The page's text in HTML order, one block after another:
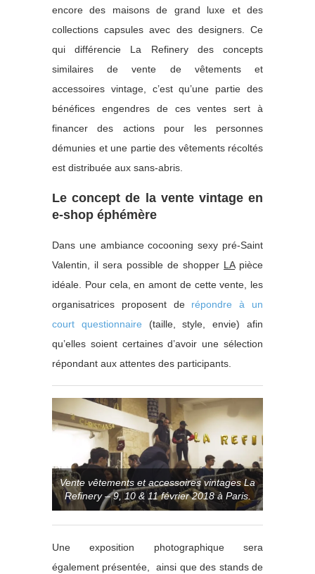
encore des maisons de grand luxe et des
collections capsules avec des designers. Ce
qui différencie La Refinery des concepts
similaires de vente de vêtements et
accessoires vintage, c’est qu’une partie des
bénéfices engendres de ces ventes sert à
financer des actions pour les personnes
démunies et une partie des vêtements récoltés
est distribuée aux sans-abris.
Le concept de la vente vintage en
e-shop éphémère
Dans une ambiance cocooning sexy pré-Saint
Valentin, il sera possible de shopper LApièce
idéale. Pour cela, en amont de cette vente, les
organisatrices proposent de répondre à un
court questionnaire (taille, style, envie) afin
qu’elles soient certaines d’avoir une sélection
répondant aux attentes des participants.
Vente vêtements et accessoires vintages La
Refinery – 9, 10 & 11 février 2018 à Paris.
Une exposition photographique sera
également présentée, ainsi que des stands de